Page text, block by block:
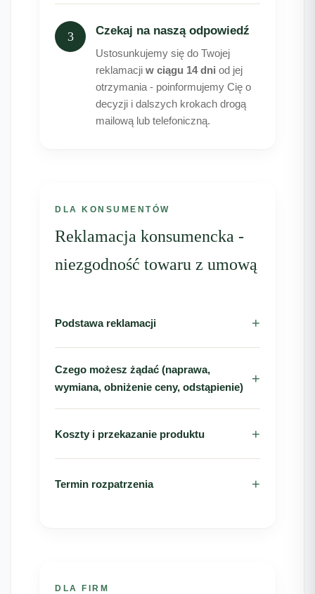
3 Czekaj na naszą odpowiedź
Ustosunkujemy się do Twojej
reklamacji w ciągu 14 dni od jej
otrzymania - poinformujemy Cię o
decyzji i dalszych krokach drogą
mailową lub telefoniczną.
DLA KONSUMENTÓW
Reklamacja konsumencka -
niezgodność towaru z umową
Podstawa reklamacji
Czego możesz żądać (naprawa,
wymiana, obniżenie ceny, odstąpienie)
Koszty i przekazanie produktu
Termin rozpatrzenia
DLA FIRM